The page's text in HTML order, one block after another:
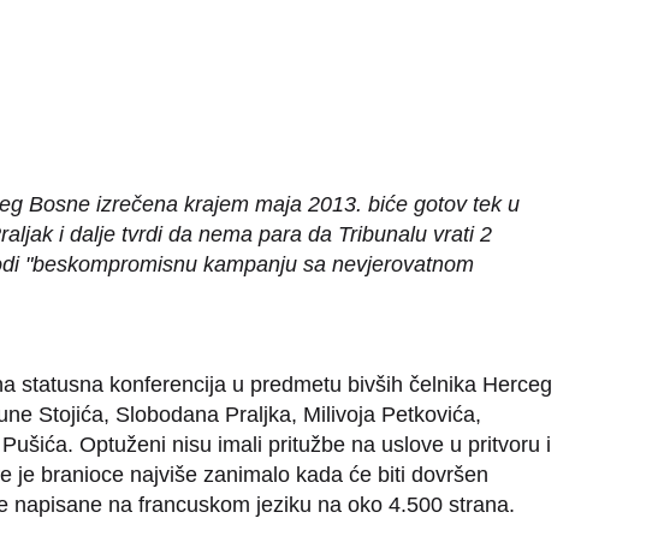
Bosne izrečena krajem maja 2013. biće gotov tek u
i dalje tvrdi da nema para da Tribunalu vrati 2
"beskompromisnu kampanju sa nevjerovatnom
statusna konferencija u predmetu bivših čelnika Herceg
Stojića, Slobodana Praljka, Milivoja Petkovića,
Optuženi nisu imali pritužbe na uslove u pritvoru i
je branioce najviše zanimalo kada će biti dovršen
napisane na francuskom jeziku na oko 4.500 strana.